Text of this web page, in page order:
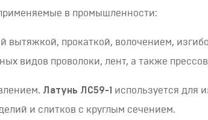
в промышленности:
вытяжкой, прокаткой, волочением,
видов проволоки, лент, а также
Латунь ЛС59-1 используется для
и слитков с круглым сечением.